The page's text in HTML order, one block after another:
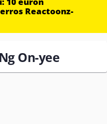
Reactoonz-
On-yee